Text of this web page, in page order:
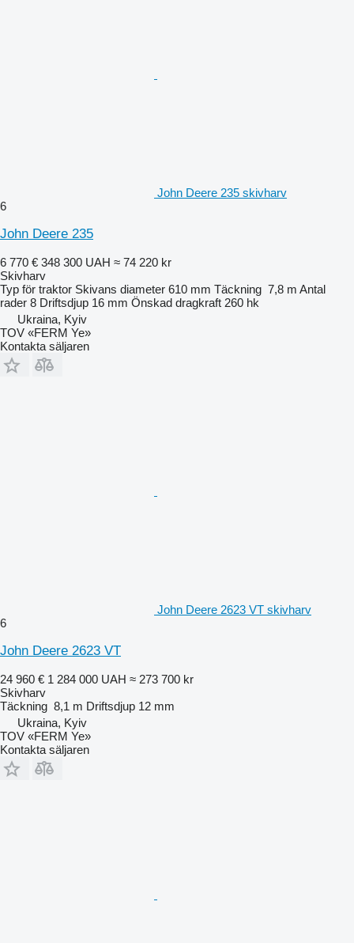
John Deere 235 skivharv
6
John Deere 235
6 770 € 348 300 UAH ≈ 74 220 kr
Skivharv
Typ för traktor Skivans diameter 610 mm Täckning 7,8 m Antal
rader 8 Driftsdjup 16 mm Önskad dragkraft 260 hk
Ukraina, Kyiv
TOV «FERM Ye»
Kontakta säljaren
John Deere 2623 VT skivharv
6
John Deere 2623 VT
24 960 € 1 284 000 UAH ≈ 273 700 kr
Skivharv
Täckning 8,1 m Driftsdjup 12 mm
Ukraina, Kyiv
TOV «FERM Ye»
Kontakta säljaren